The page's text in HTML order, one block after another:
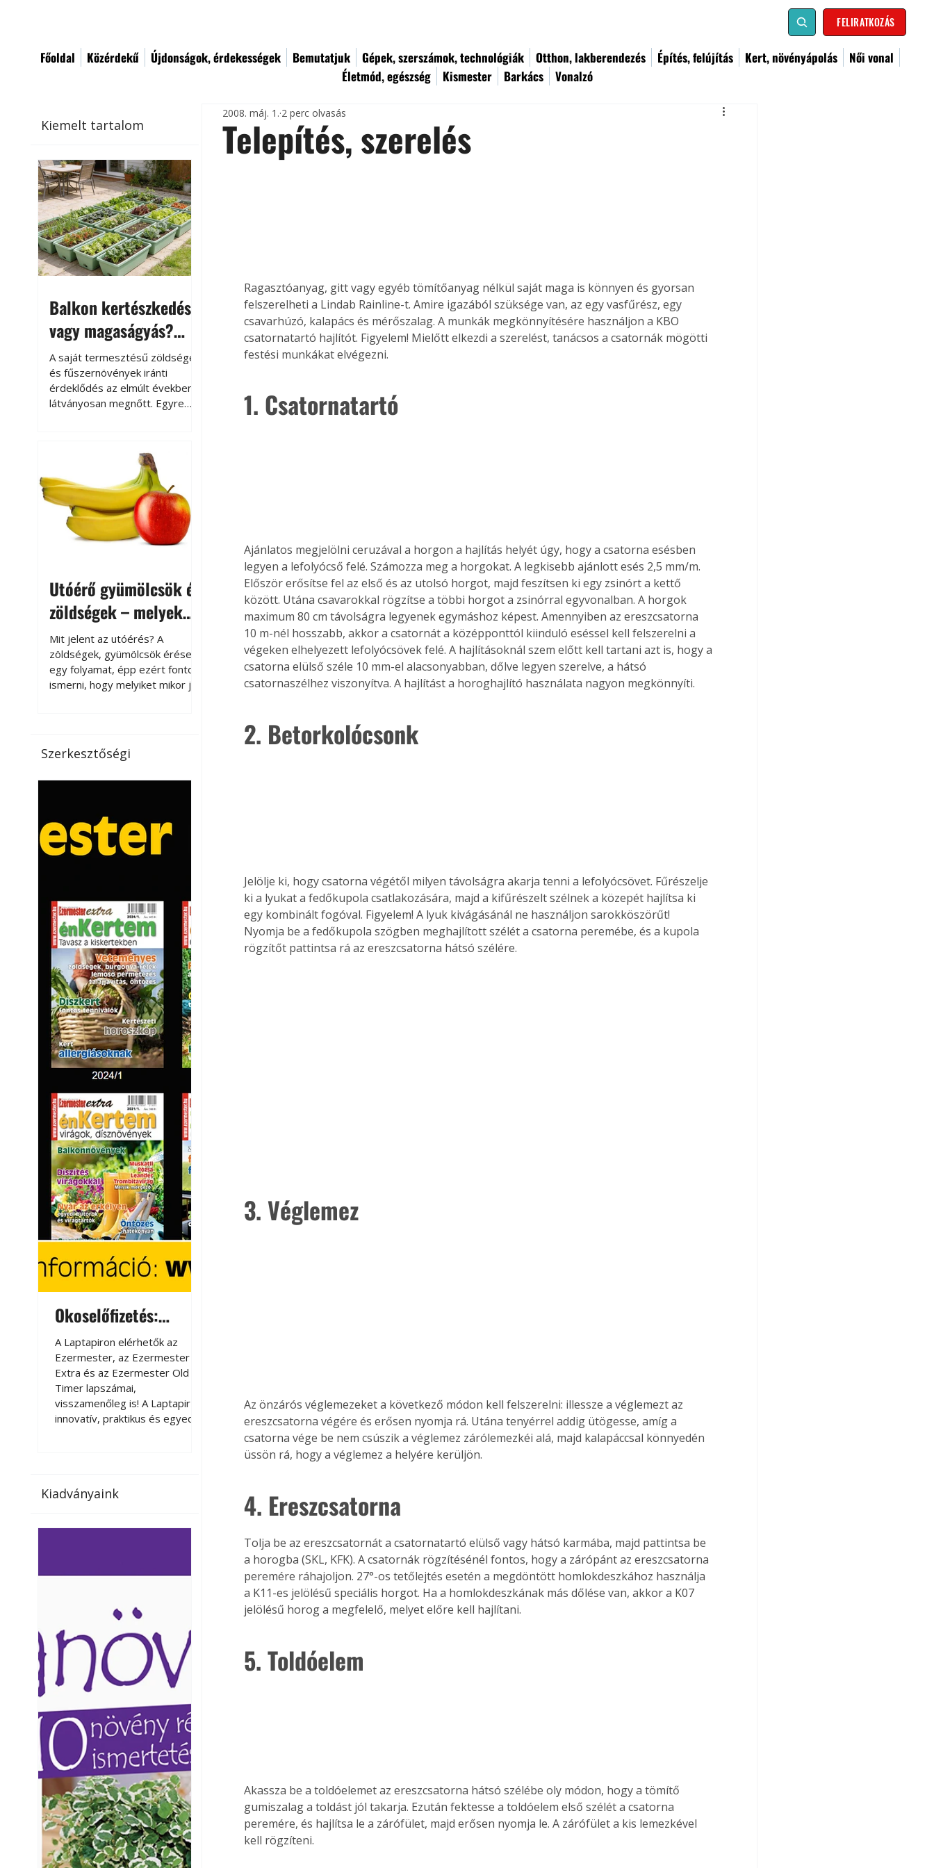
FELIRATKOZÁS
Főoldal Közérdekű Újdonságok, érdekességek Bemutatjuk Gépek, szerszámok, technológiák Otthon, lakberendezés Építés, felújítás Kert, növényápolás
Női vonal
Életmód, egészség
Kismester Barkács Vonalzó
Kiemelt tartalom
Balkon kertészkedés
vagy magaságyás?
Helytakarékos
kertészkedés
A saját termesztésű zöldségek
és fűszernövények iránti
érdeklődés az elmúlt években
látványosan megnőtt. Egyre
kertészkedés sokak számára
kikapcsolódást és feltöltődést
is jelent.
Utóérő gyümölcsök és
zöldségek – melyek
érnek tovább leszedés
után?
Mit jelent az utóérés? A
zöldségek, gyümölcsök érése
egy folyamat, épp ezért fontos
ismerni, hogy melyiket mikor jó
paradicsomot sokszor
gazdasági érettségben, azaz
Utóérik eközben, de nem lesz
olyan ízű, mint amit a saját
kertünkben, biológiai
tárolható h
Szerkesztőségi
Okoselőfizetés:
Ezermester Extra
A Laptapiron elérhetők az
Ezermester, az Ezermester
Extra és az Ezermester Old
Timer lapszámai,
visszamenőleg is! A Laptapir új,
innovatív, praktikus és egyedi
az otthonában, útközben vagy
elérhetők lapszámaink. Bárhol,
visszamenőleg is! A Laptapir új,
innovatív, praktikus és egyedi
megoldás a nyomtatott
magazinok digitális olvasására
számítógépen, okostelefonon
az otthonában, útközben vagy
nyaralás, pihenés alatt is
bármikor, akár külföldön élve
vagy dolgozva is olvashatók az
Ezermester lapszámai. A
Laptapir kényelmes megoldás,
mert: – t
megrendelhetők!
Kiadványaink
Telepítés, szerelés
2008. máj. 1. 2 perc olvasás
Ragasztóanyag, gitt vagy egyéb tömítőanyag nélkül saját maga is könnyen és gyorsan
felszerelheti a Lindab Rainline-t. Amire igazából szüksége van, az egy vasfűrész, egy
csavarhúzó, kalapács és mérőszalag. A munkák megkönnyítésére használjon a KBO
csatornatartó hajlítót. Figyelem! Mielőtt elkezdi a szerelést, tanácsos a csatornák mögötti
festési munkákat elvégezni.
1. Csatornatartó
Ajánlatos megjelölni ceruzával a horgon a hajlítás helyét úgy, hogy a csatorna esésben
legyen a lefolyócső felé. Számozza meg a horgokat. A legkisebb ajánlott esés 2,5 mm/m.
Először erősítse fel az első és az utolsó horgot, majd feszítsen ki egy zsinórt a kettő
között. Utána csavarokkal rögzítse a többi horgot a zsinórral egyvonalban. A horgok
maximum 80 cm távolságra legyenek egymáshoz képest. Amennyiben az ereszcsatorna
10 m-nél hosszabb, akkor a csatornát a középponttól kiinduló eséssel kell felszerelni a
végeken elhelyezett lefolyócsövek felé. A hajlításoknál szem előtt kell tartani azt is, hogy a
csatorna elülső széle 10 mm-el alacsonyabban, dőlve legyen szerelve, a hátsó
csatornaszélhez viszonyítva. A hajlítást a horoghajlító használata nagyon megkönnyíti.
2. Betorkolócsonk
Jelölje ki, hogy csatorna végétől milyen távolságra akarja tenni a lefolyócsövet. Fűrészelje
ki a lyukat a fedőkupola csatlakozására, majd a kifűrészelt szélnek a közepét hajlítsa ki
egy kombinált fogóval. Figyelem! A lyuk kivágásánál ne használjon sarokköszörűt!
Nyomja be a fedőkupola szögben meghajlított szélét a csatorna peremébe, és a kupola
rögzítőt pattintsa rá az ereszcsatorna hátsó szélére.
3. Véglemez
Az önzárós véglemezeket a következő módon kell felszerelni: illessze a véglemezt az
ereszcsatorna végére és erősen nyomja rá. Utána tenyérrel addig ütögesse, amíg a
csatorna vége be nem csúszik a véglemez zárólemezkéi alá, majd kalapáccsal könnyedén
üssön rá, hogy a véglemez a helyére kerüljön.
4. Ereszcsatorna
Tolja be az ereszcsatornát a csatornatartó elülső vagy hátsó karmába, majd pattintsa be
a horogba (SKL, KFK). A csatornák rögzítésénél fontos, hogy a zárópánt az ereszcsatorna
peremére ráhajoljon. 27°-os tetőlejtés esetén a megdöntött homlokdeszkához használja
a K11-es jelölésű speciális horgot. Ha a homlokdeszkának más dőlése van, akkor a K07
jelölésű horog a megfelelő, melyet előre kell hajlítani.
5. Toldóelem
Akassza be a toldóelemet az ereszcsatorna hátsó szélébe oly módon, hogy a tömítő
gumiszalag a toldást jól takarja. Ezután fektesse a toldóelem első szélét a csatorna
peremére, és hajlítsa le a zárófület, majd erősen nyomja le. A zárófület a kis lemezkével
kell rögzíteni.